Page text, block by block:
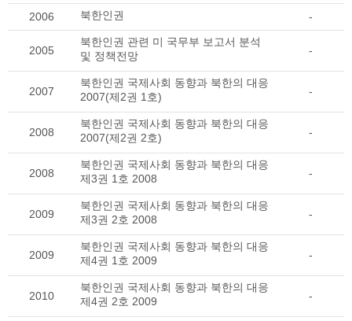
2006 북한인권 -
2005
북한인권 관련 미 국무부 보고서 분석
및 정책전망
-
2007
북한인권 국제사회 동향과 북한의 대응
2007(제2권 1호)
-
2008
북한인권 국제사회 동향과 북한의 대응
2007(제2권 2호)
-
2008
북한인권 국제사회 동향과 북한의 대응
제3권 1호 2008
-
2009
북한인권 국제사회 동향과 북한의 대응
제3권 2호 2008
-
2009
북한인권 국제사회 동향과 북한의 대응
제4권 1호 2009
-
2010
북한인권 국제사회 동향과 북한의 대응
제4권 2호 2009
-